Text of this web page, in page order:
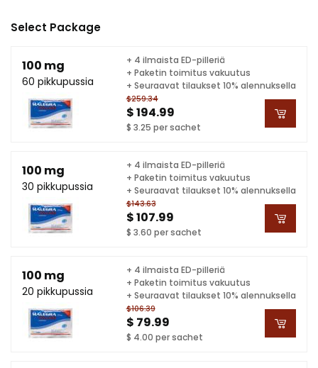
Select Package
100 mg
60 pikkupussia
$259.34
$ 194.99
$ 3.25 per sachet
+ 4 ilmaista ED-pilleriä
+ Paketin toimitus vakuutus
+ Seuraavat tilaukset 10% alennuksella
100 mg
30 pikkupussia
$143.63
$ 107.99
$ 3.60 per sachet
+ 4 ilmaista ED-pilleriä
+ Paketin toimitus vakuutus
+ Seuraavat tilaukset 10% alennuksella
100 mg
20 pikkupussia
$106.39
$ 79.99
$ 4.00 per sachet
+ 4 ilmaista ED-pilleriä
+ Paketin toimitus vakuutus
+ Seuraavat tilaukset 10% alennuksella